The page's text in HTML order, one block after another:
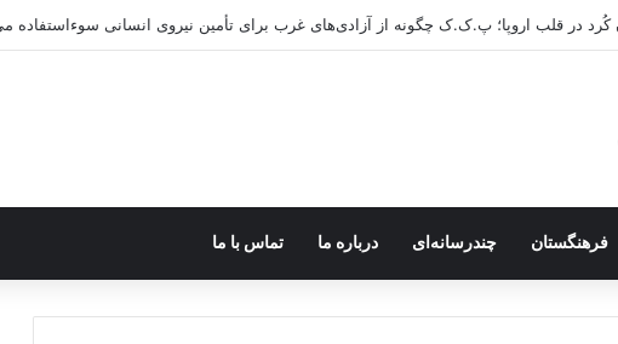
کُرد در قلب اروپا؛ پ.ک.ک چگونه از آزادی‌های غرب برای تأمین نیروی انسانی سوءاستفاده
فرهنگستان چندرسانه‌ای درباره ما تماس با ما